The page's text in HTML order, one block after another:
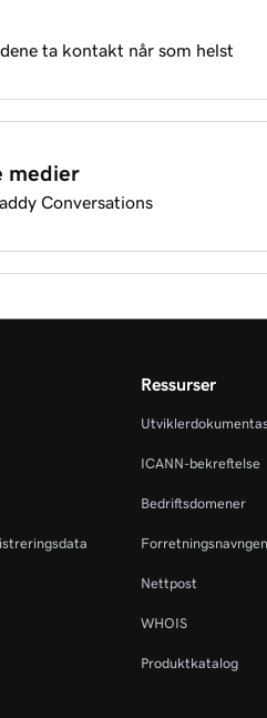
-innbokser
ta kontakt når som helst
medier
Conversations
Ressurser
ICANN-bekreftelse
Bedriftsdomener
Nettpost
WHOIS
Produktkatalog